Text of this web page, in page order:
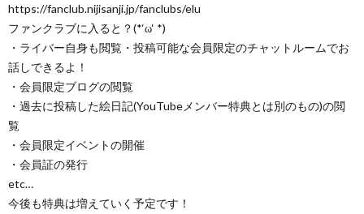
https://fanclub.nijisanji.jp/fanclubs/elu
ファンクラブに入ると？(*‘ω‘ *)
・ライバー自身も閲覧・投稿可能な会員限定のチャットルームでお
話しできるよ！
・会員限定ブログの閲覧
・過去に投稿した絵日記(YouTubeメンバー特典とは別のもの)の閲
覧
・会員限定イベントの開催
・会員証の発行
etc…
今後も特典は増えていく予定です！